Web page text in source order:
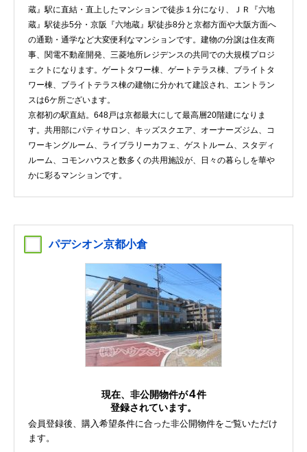
蔵』駅に直結・直上したマンションで徒歩１分になり、ＪＲ『六地
蔵』駅徒歩5分・京阪『六地蔵』駅徒歩8分と京都方面や大阪方面へ
の通勤・通学など大変便利なマンションです。建物の分譲は住友商
事、関電不動産開発、三菱地所レジデンスの共同での大規模プロジ
ェクトになります。ゲートタワー棟、ゲートテラス棟、ブライトタ
ワー棟、ブライトテラス棟の建物に分かれて建設され、エントラン
スは6ケ所ございます。
京都初の駅直結。648戸は京都最大にして最高層20階建になりま
す。共用部にパティサロン、キッズスクエア、オーナーズジム、コ
ワーキングルーム、ライブラリーカフェ、ゲストルーム、スタディ
ルーム、コモンハウスと数多くの共用施設が、日々の暮らしを華や
かに彩るマンションです。
パデシオン京都小倉
現在、非公開物件が4件
登録されています。
会員登録後、購入希望条件に合った非公開物件をご覧いただけ
ます。